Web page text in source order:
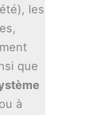
les
que
à